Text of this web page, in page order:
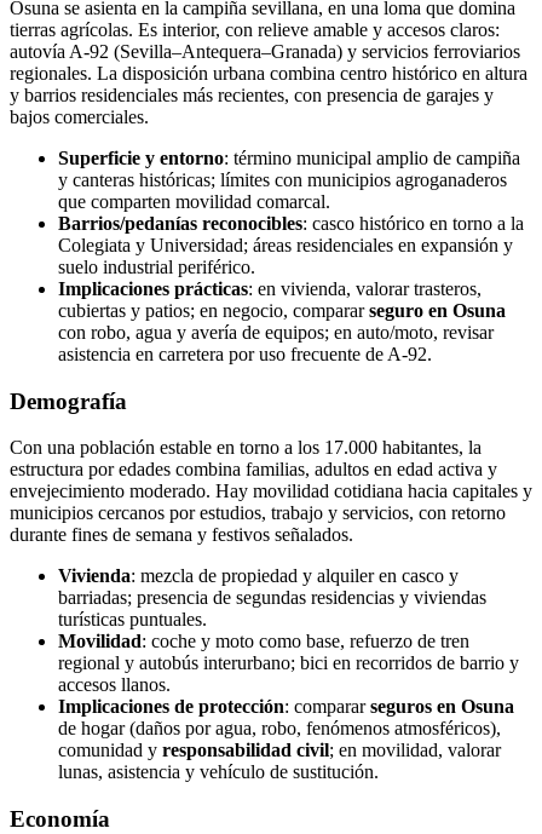
Osuna se asienta en la campiña sevillana, en una loma que domina
tierras agrícolas. Es interior, con relieve amable y accesos claros:
autovía A-92 (Sevilla–Antequera–Granada) y servicios ferroviarios
regionales. La disposición urbana combina centro histórico en altura
y barrios residenciales más recientes, con presencia de garajes y
bajos comerciales.
Superficie y entorno: término municipal amplio de campiña
y canteras históricas; límites con municipios agroganaderos
que comparten movilidad comarcal.
Barrios/pedanías reconocibles: casco histórico en torno a la
Colegiata y Universidad; áreas residenciales en expansión y
suelo industrial periférico.
Implicaciones prácticas: en vivienda, valorar trasteros,
cubiertas y patios; en negocio, compararseguro en Osuna
con robo, agua y avería de equipos; en auto/moto, revisar
asistencia en carretera por uso frecuente de A-92.
Demografía
Con una población estable en torno a los 17.000 habitantes, la
estructura por edades combina familias, adultos en edad activa y
envejecimiento moderado. Hay movilidad cotidiana hacia capitales y
municipios cercanos por estudios, trabajo y servicios, con retorno
durante fines de semana y festivos señalados.
Vivienda: mezcla de propiedad y alquiler en casco y
barriadas; presencia de segundas residencias y viviendas
turísticas puntuales.
Movilidad: coche y moto como base, refuerzo de tren
regional y autobús interurbano; bici en recorridos de barrio y
accesos llanos.
Implicaciones de protección: compararseguros en Osuna
de hogar (daños por agua, robo, fenómenos atmosféricos),
comunidad y responsabilidad civil; en movilidad, valorar
lunas, asistencia y vehículo de sustitución.
Economía